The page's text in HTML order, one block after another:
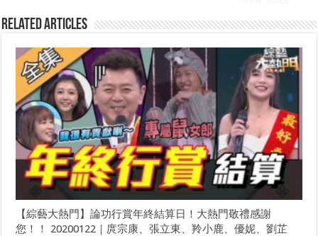
Related Articles
【綜藝大熱門】論功行賞年終結算日！大熱門敬禮感謝
您！！ 20200122｜庹宗康、張立東、羚小鹿、優妮、劉芷